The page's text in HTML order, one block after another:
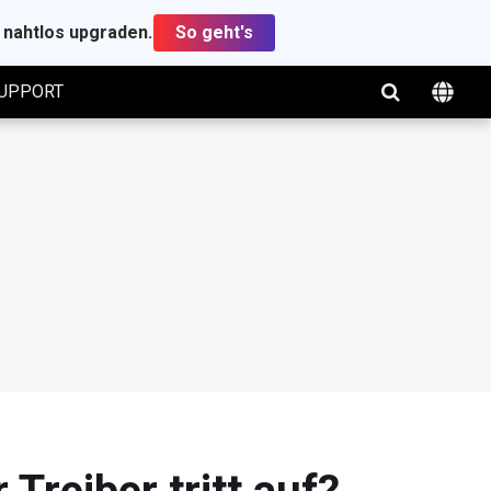
upgraden. So geht's